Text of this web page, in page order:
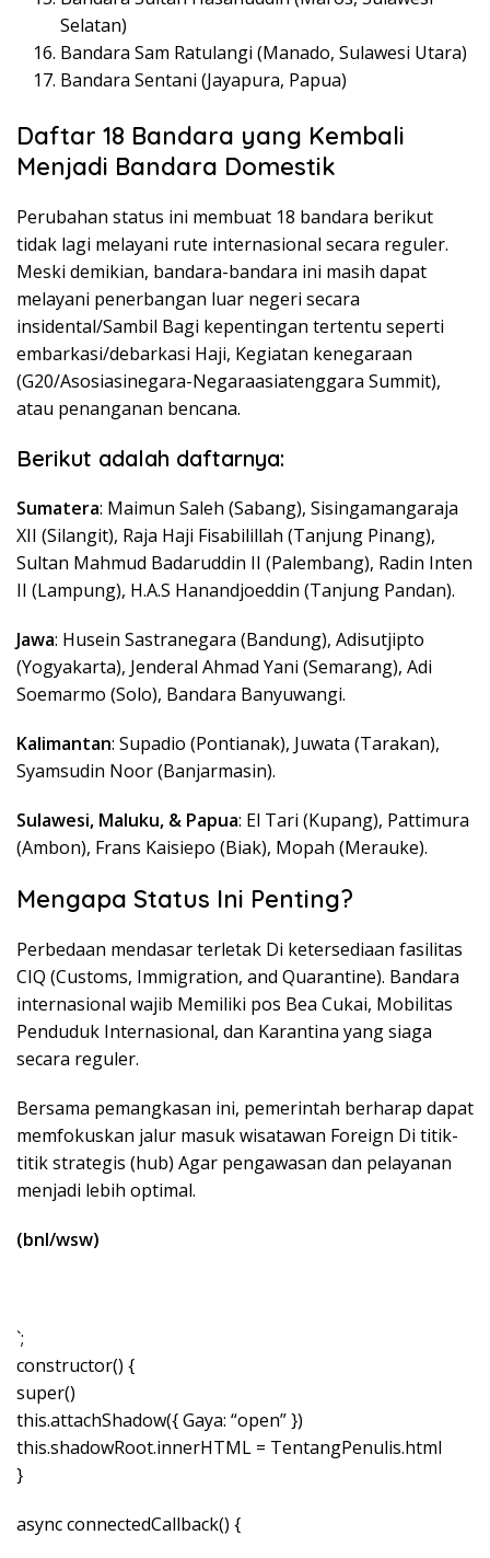
Selatan)
Bandara Sam Ratulangi (Manado, Sulawesi Utara)
Bandara Sentani (Jayapura, Papua)
Daftar 18 Bandara yang Kembali
Menjadi Bandara Domestik
Perubahan status ini membuat 18 bandara berikut
tidak lagi melayani rute internasional secara reguler.
Meski demikian, bandara-bandara ini masih dapat
melayani penerbangan luar negeri secara
insidental/Sambil Bagi kepentingan tertentu seperti
embarkasi/debarkasi Haji, Kegiatan kenegaraan
(G20/Asosiasinegara-Negaraasiatenggara Summit),
atau penanganan bencana.
Berikut adalah daftarnya:
Sumatera: Maimun Saleh (Sabang), Sisingamangaraja
XII (Silangit), Raja Haji Fisabilillah (Tanjung Pinang),
Sultan Mahmud Badaruddin II (Palembang), Radin Inten
II (Lampung), H.A.S Hanandjoeddin (Tanjung Pandan).
Jawa: Husein Sastranegara (Bandung), Adisutjipto
(Yogyakarta), Jenderal Ahmad Yani (Semarang), Adi
Soemarmo (Solo), Bandara Banyuwangi.
Kalimantan: Supadio (Pontianak), Juwata (Tarakan),
Syamsudin Noor (Banjarmasin).
Sulawesi, Maluku, & Papua: El Tari (Kupang), Pattimura
(Ambon), Frans Kaisiepo (Biak), Mopah (Merauke).
Mengapa Status Ini Penting?
Perbedaan mendasar terletak Di ketersediaan fasilitas
CIQ (Customs, Immigration, and Quarantine). Bandara
internasional wajib Memiliki pos Bea Cukai, Mobilitas
Penduduk Internasional, dan Karantina yang siaga
secara reguler.
Bersama pemangkasan ini, pemerintah berharap dapat
memfokuskan jalur masuk wisatawan Foreign Di titik-
titik strategis (hub) Agar pengawasan dan pelayanan
menjadi lebih optimal.
(bnl/wsw)
`;
constructor() {
super()
this.attachShadow({ Gaya: “open” })
this.shadowRoot.innerHTML = TentangPenulis.html
}
async connectedCallback() {